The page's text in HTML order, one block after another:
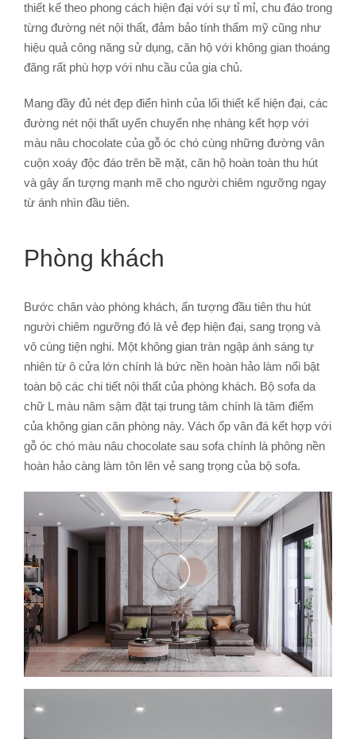
thiết kế theo phong cách hiện đại với sự tỉ mỉ, chu đáo trong
từng đường nét nội thất, đảm bảo tính thẩm mỹ cũng như
hiệu quả công năng sử dụng, căn hộ với không gian thoáng
đãng rất phù hợp với nhu cầu của gia chủ.
Mang đầy đủ nét đẹp điển hình của lối thiết kế hiện đại, các
đường nét nội thất uyển chuyển nhẹ nhàng kết hợp với
màu nâu chocolate của gỗ óc chó cùng những đường vân
cuộn xoáy độc đáo trên bề mặt, căn hộ hoàn toàn thu hút
và gây ấn tượng mạnh mẽ cho người chiêm ngưỡng ngay
từ ánh nhìn đầu tiên.
Phòng khách
Bước chân vào phòng khách, ấn tượng đầu tiên thu hút
người chiêm ngưỡng đó là vẻ đẹp hiện đại, sang trọng và
vô cùng tiện nghi. Một không gian tràn ngập ánh sáng tự
nhiên từ ô cửa lớn chính là bức nền hoàn hảo làm nổi bật
toàn bộ các chi tiết nội thất của phòng khách. Bộ sofa da
chữ L màu nâm sậm đặt tại trung tâm chính là tâm điểm
của không gian căn phòng này. Vách ốp vân đá kết hợp với
gỗ óc chó màu nâu chocolate sau sofa chính là phông nền
hoàn hảo càng làm tôn lên vẻ sang trọng của bộ sofa.